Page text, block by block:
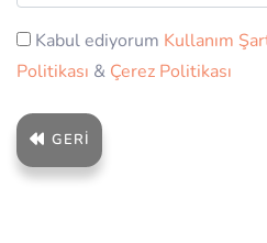
Kabul ediyorum Kullanım
Politikası & Çerez Politikası
GERI